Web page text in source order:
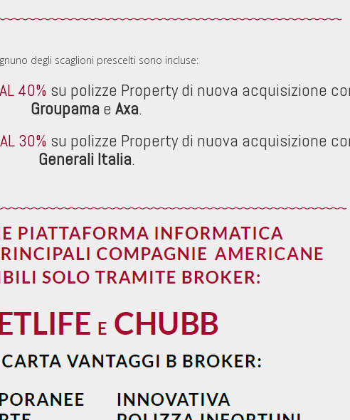
degli scaglioni prescelti sono incluse:
40% su polizze Property di nuova acquisizione
Groupama eAxa.
30% su polizze Property di nuova acquisizione
Generali Italia.